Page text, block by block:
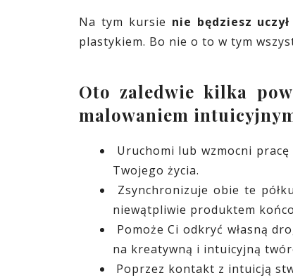
Na tym kursie nie będziesz
plastykiem. Bo nie o to w tym
Oto zaledwie kilka
malowaniem
Uruchomi lub wzmocni
Twojego życia.
Zsynchronizuje obie te
niewątpliwie produktem
Pomoże Ci odkryć własną
na kreatywną i intuicyjną
Poprzez kontakt z intuicją